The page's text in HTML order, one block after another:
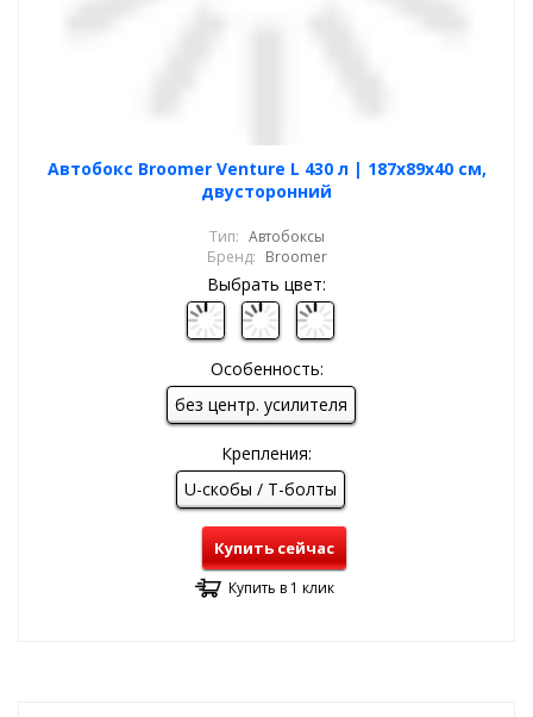
Автобокс Broomer Venture L 430 л | 187х89х40 см,
двусторонний
Тип: Автобоксы
Бренд: Broomer
Выбрать цвет:
Особенность:
без центр. усилителя
Крепления:
U-скобы / T-болты
Купить сейчас
Купить в 1 клик